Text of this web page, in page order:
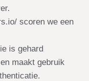
scoren we een
is gehard
maakt gebruik